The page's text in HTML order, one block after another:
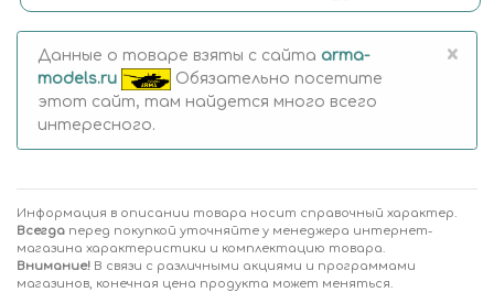
Данные о товаре взяты с сайта arma-
models.ru
Обязательно посетите
этот сайт, там найдется много всего
интересного.
×
Информация в описании товара носит справочный характер.
Всегда перед покупкой уточняйте у менеджера интернет-
магазина характеристики и комплектацию товара.
Внимание! В связи с различными акциями и программами
магазинов, конечная цена продукта может меняться.